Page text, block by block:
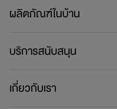
ผลิตภัณฑ์ในบ้าน
บริการสนับสนุน
เกี่ยวกับเรา